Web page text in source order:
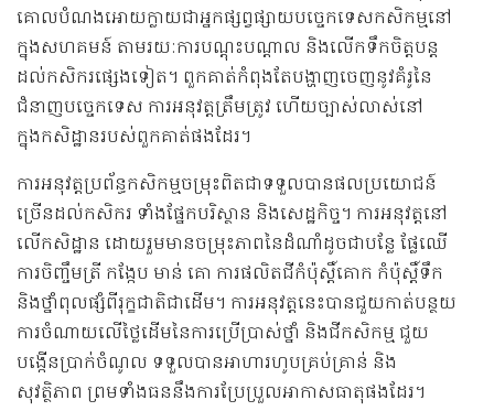
គោលបំណងអោយក្លាយជាអ្នកផ្សព្វផ្សាយបច្ចេកទេសកសិកម្មនៅ
ក្នុងសហគមន៍ តាមរយៈការបណ្ដុះបណ្ដាល និងលើកទឹកចិត្តបន្ត
ដល់កសិករផ្សេងទៀត។ ពួកគាត់កំពុងតែបង្ហាញចេញនូវគំរូនៃ
ជំនាញបច្ចេកទេស ការអនុវត្តត្រឹមត្រូវ ហើយច្បាស់លាស់នៅ
ក្នុងកសិដ្ឋានរបស់ពួកគាត់ផងដែរ។
ការអនុវត្តប្រព័ន្ធកសិកម្មចម្រុះពិតជាទទួលបានផលប្រយោជន៍
ច្រើនដល់កសិករ ទាំងផ្នែកបរិស្ថាន និងសេដ្ឋកិច្ច។ ការអនុវត្តនៅ
លើកសិដ្ឋាន ដោយរួមមានចម្រុះភាពនៃដំណាំដូចជាបន្លែ ផ្លែឈើ
ការចិញ្ចឹមត្រី កង្កែប មាន់ គោ ការផលិតជីកំប៉ុស្តិ៍គោក កំប៉ុស្តិ៍ទឹក
និងថ្នាំពុលផ្សំពីរុក្ខជាតិជាដើម។ ការអនុវត្តនេះបានជួយកាត់បន្ថយ
ការចំណាយលើថ្លៃដើមនៃការប្រើប្រាស់ថ្នាំ និងជីកសិកម្ម ជួយ
បង្កើនប្រាក់ចំណូល ទទួលបានអាហារហូបគ្រប់គ្រាន់ និង
សុវត្ថិភាព ព្រមទាំងធននឹងការប្រែប្រួលអាកាសធាតុផងដែរ។